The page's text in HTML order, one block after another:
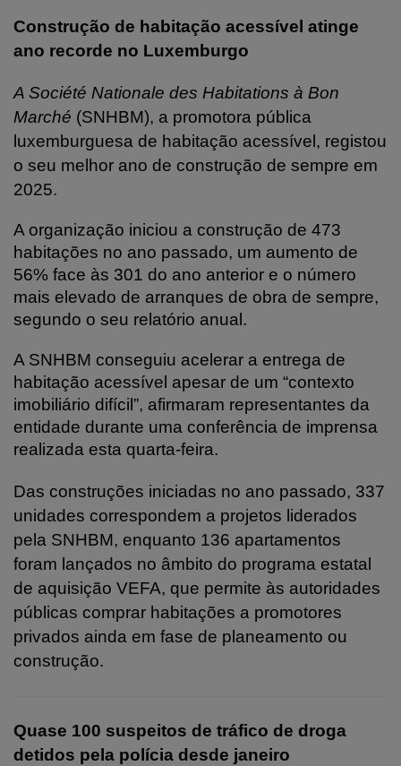
Construção de habitação acessível atinge
ano recorde no Luxemburgo
A Société Nationale des Habitations à Bon
Marché (SNHBM), a promotora pública
luxemburguesa de habitação acessível, registou
o seu melhor ano de construção de sempre em
2025.
A organização iniciou a construção de 473
habitações no ano passado, um aumento de
56% face às 301 do ano anterior e o número
mais elevado de arranques de obra de sempre,
segundo o seu relatório anual.
A SNHBM conseguiu acelerar a entrega de
habitação acessível apesar de um “contexto
imobiliário difícil”, afirmaram representantes da
entidade durante uma conferência de imprensa
realizada esta quarta-feira.
Das construções iniciadas no ano passado, 337
unidades correspondem a projetos liderados
pela SNHBM, enquanto 136 apartamentos
foram lançados no âmbito do programa estatal
de aquisição VEFA, que permite às autoridades
públicas comprar habitações a promotores
privados ainda em fase de planeamento ou
construção.
Quase 100 suspeitos de tráfico de droga
detidos pela polícia desde janeiro